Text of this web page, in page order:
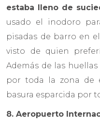
estaba lleno de
usado el inodoro
pisadas de barro en
visto de quien
Además de las
por toda la zona de
basura esparcida por
8. Aeropuerto